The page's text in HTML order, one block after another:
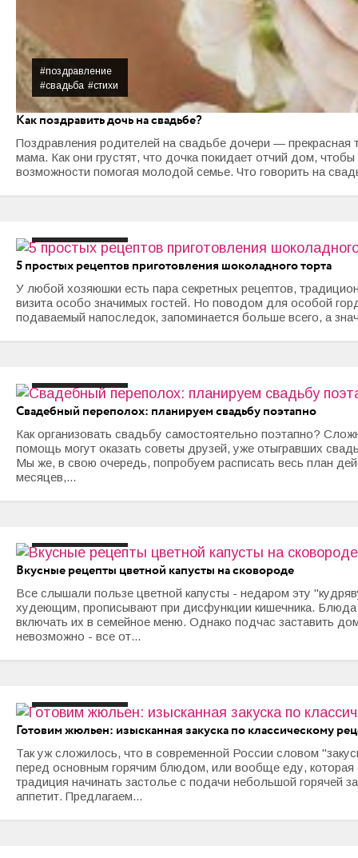
#поздравление
#свадьба #стихи
Как поздравить дочь на свадьбе?
Поздравления родителей на свадьбе дочери — прекрасная
мама. Как они грустят, что дочка покидает отчий дом,
возможности помогая молодой семье. Что говорить на
5 простых рецептов приготовления шоколадного торта
У любой хозяюшки есть пара секретных рецептов,
визита особо значимых гостей. Но поводом для особой
подаваемый напоследок, запоминается больше всего, а
Свадебный переполох: планируем свадьбу поэтапно
Как организовать свадьбу самостоятельно поэтапно?
помощь могут оказать советы друзей, уже отыгравших
Мы же, в свою очередь, попробуем расписать весь план
месяцев,...
Вкусные рецепты цветной капусты на сковороде
Все слышали пользе цветной капусты - недаром эту
худеющим, прописывают при дисфункции кишечника.
включать их в семейное меню. Однако подчас заставить
невозможно - все от...
Готовим жюльен: изысканная закуска по классическому
Так уж сложилось, что в современной России словом
перед основным горячим блюдом, или вообще еду,
традиция начинать застолье с подачи небольшой горячей
аппетит. Предлагаем...